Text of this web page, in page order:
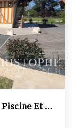
Superbe Longère Normande Avec Piscine Et Dépendance...